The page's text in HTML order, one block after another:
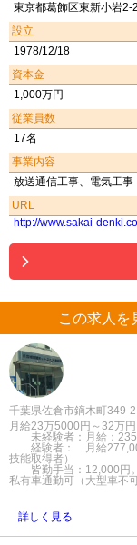
東京都葛飾区東新小岩2-
設立
1978/12/18
資本金
1,000万円
従業員数
17名
事業内容
放送通信工事、電気工事
URL
http://www.sakai-
この求人を
千葉県佐倉市鏑木町349-2
月給23万5000円～32万円
未経験者：月給：
経験者： 月給277,000
技能取得者）
皆勤手当：12,000円。
私有車通勤可（大型車不
詳しく見る